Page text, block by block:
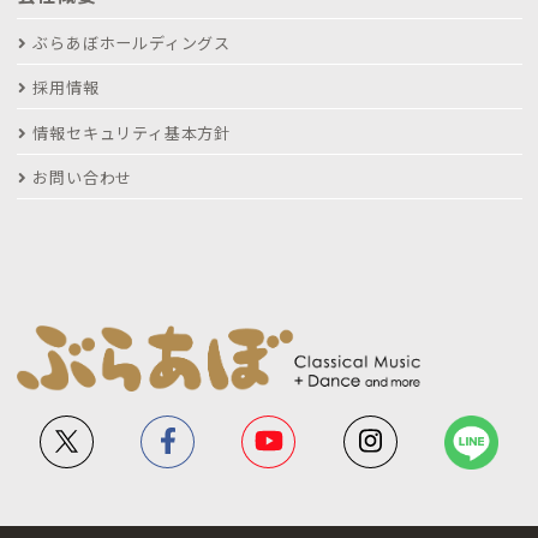
ぶらあぼホールディングス
採用情報
情報セキュリティ基本方針
お問い合わせ